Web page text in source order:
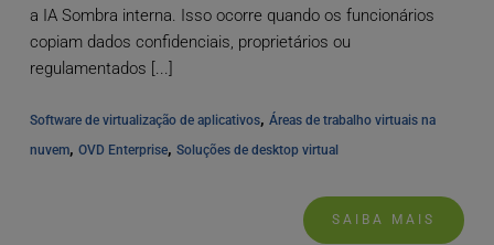
a IA Sombra interna. Isso ocorre quando os funcionários
copiam dados confidenciais, proprietários ou
regulamentados [...]
Software de virtualização de aplicativos, Áreas de trabalho virtuais na
nuvem, OVD Enterprise, Soluções de desktop virtual
SAIBA MAIS